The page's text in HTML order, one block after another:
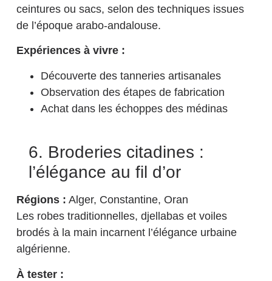
ceintures ou sacs, selon des techniques issues
de l’époque arabo-andalouse.
Expériences à vivre :
Découverte des tanneries artisanales
Observation des étapes de fabrication
Achat dans les échoppes des médinas
6. Broderies citadines :
l’élégance au fil d’or
Régions : Alger, Constantine, Oran
Les robes traditionnelles, djellabas et voiles
brodés à la main incarnent l’élégance urbaine
algérienne.
À tester :